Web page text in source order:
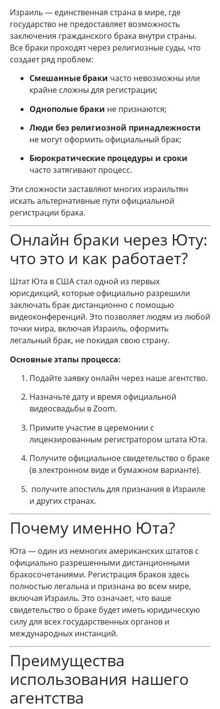
Израиль — единственная страна в мире, где
государство не предоставляет возможность
заключения гражданского брака внутри страны.
Все браки проходят через религиозные суды, что
создает ряд проблем:
Смешанные браки часто невозможны или
крайне сложны для регистрации;
Однополые браки не признаются;
Люди без религиозной принадлежности
не могут оформить официальный брак;
Бюрократические процедуры и сроки
часто затягивают процесс.
Эти сложности заставляют многих израильтян
искать альтернативные пути официальной
регистрации брака.
Онлайн браки через Юту:
что это и как работает?
Штат Юта в США стал одной из первых
юрисдикций, которые официально разрешили
заключать брак дистанционно с помощью
видеоконференций. Это позволяет людям из любой
точки мира, включая Израиль, оформить
легальный брак, не покидая свою страну.
Основные этапы процесса:
Подайте заявку онлайн через наше агентство.
Назначьте дату и время официальной
видеосвадьбы в Zoom.
Примите участие в церемонии с
лицензированным регистратором штата Юта.
Получите официальное свидетельство о браке
(в электронном виде и бумажном варианте).
получите апостиль для признания в Израиле
и других странах.
Почему именно Юта?
Юта — один из немногих американских штатов с
официально разрешенными дистанционными
бракосочетаниями. Регистрация браков здесь
полностью легальна и признана во всем мире,
включая Израиль. Это означает, что ваше
свидетельство о браке будет иметь юридическую
силу для всех государственных органов и
международных инстанций.
Преимущества
использования нашего
агентства